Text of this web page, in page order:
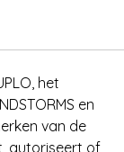
het
en
van de
autoriseert of